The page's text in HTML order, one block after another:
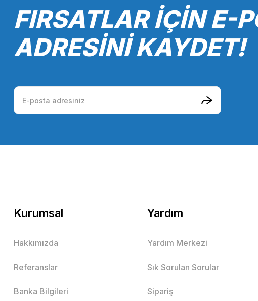
FIRSATLAR İÇİN E-
ADRESİNİ KAYDET!
Kurumsal
Hakkımızda
Referanslar
Banka Bilgileri
Yardım
Yardım Merkezi
Sık Sorulan Sorular
Sipariş